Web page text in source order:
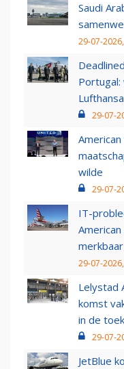
Saudi
29-07-
29-07-
wilde
29-07-
IT-
29-07-
Lelystad
komst
in de
29-07-
JetBlue